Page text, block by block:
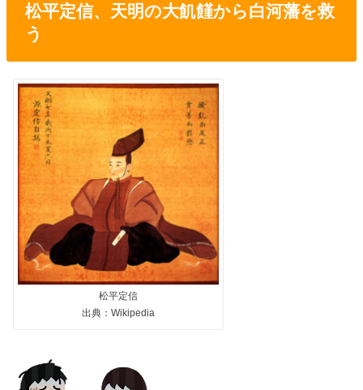
松平定信、天明の大飢饉から白河藩を救
う
松平定信
出典：Wikipedia